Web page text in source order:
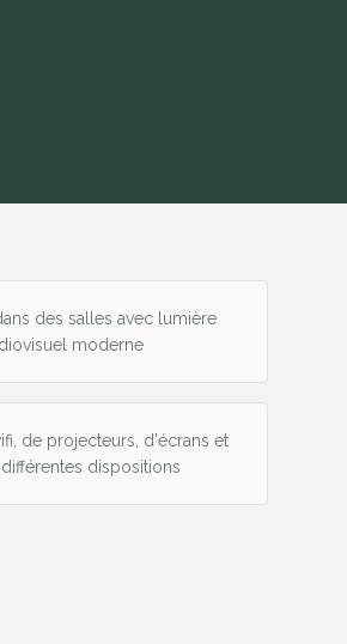
des salles avec lumière
moderne
de projecteurs, d'écrans et
dispositions